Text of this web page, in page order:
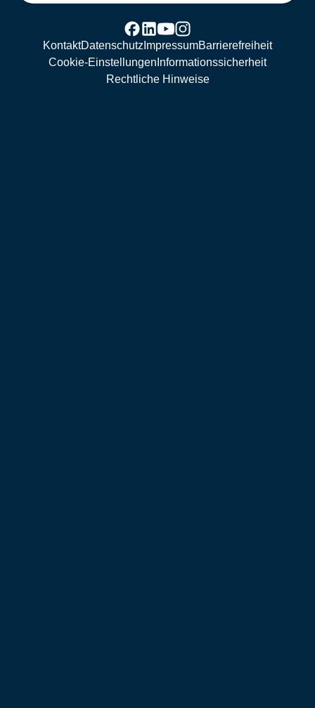
KontaktDatenschutz ImpressumBarrierefreiheit
Cookie-Einstellungen Informationssicherheit
Rechtliche Hinweise